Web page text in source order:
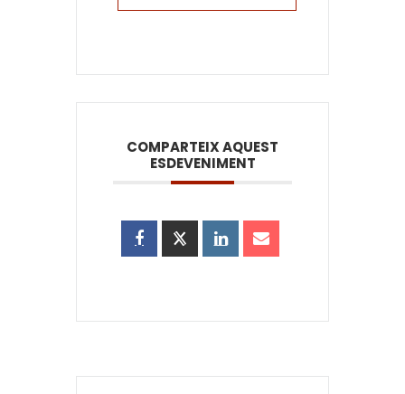
COMPARTEIX AQUEST
ESDEVENIMENT